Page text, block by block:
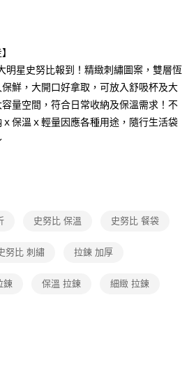
期」，訂單成立後會自動跳轉到大哥付的交易
往確認交易或遇審核未通過，訂單將自動取
狀況，表示未達大哥付你分期系統評分，恕無
「大哥付你分期」於每月結算日後寄送繳費提
可選擇「超商條碼／台灣大直營門市／銀行轉
」等通路繳費。
購買商品或服務，並由商店將買賣／分期付款
你分期」之契約關係目的，商店將以您的個人
單所需資料之確認、核對及更正。
以下連結：
https://oppay.tw/userRule
品之後才付款」的支付方式。 讓您購物簡單
需綁卡、不需儲值。
訊認證，即可結帳。
後，再付款。
先享後付」後，將跳轉至「AFTEE先享後付」
認金額後，即可完成結帳。
不需立刻繳費，但若您需要取消訂單，請聯絡
意取消之訂單仍視為有效，需透過AFTEE先享
先享後付 」之結帳頁面顯示為準，若有關於
support/home
公司提供之「AFTEE先享後付」服務完成之交
司。
請瀏覽以下網址：
含以上)免運費
以上)免運費
以上)免運費
含以上)免運費
明星史努比報到！精緻刺繡圖案，雙層恆
鮮，大開口好拿取，可放入舒吸杯及大
量空間，符合日常收納及保溫需求！不
保溫ｘ輕量因應各種用途，隨行生活袋
史努比 保溫 史努比 餐袋
努比 刺繡 拉鍊 加厚
鍊 保溫 拉鍊 細緻 拉鍊